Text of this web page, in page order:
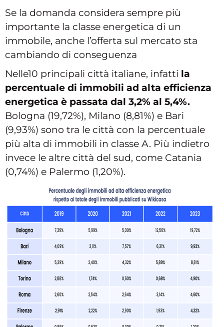
Se la domanda considera sempre più
importante la classe energetica di un
immobile, anche l’offerta sul mercato sta
cambiando di conseguenza
Nelle10 principali città italiane, infatti la
percentuale di immobili ad alta efficienza
energetica è passata dal 3,2% al 5,4%.
Bologna (19,72%), Milano (8,81%) e Bari
(9,93%) sono tra le città con la percentuale
più alta di immobili in classe A. Più indietro
invece le altre città del sud, come Catania
(0,74%) e Palermo (1,20%).